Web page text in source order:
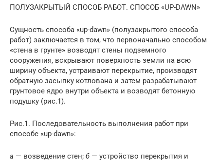
ПОЛУЗАКРЫТЫЙ СПОСОБ РАБОТ. СПОСОБ «UP-DAWN»
Сущность способа «up-dawn» (полузакрытого способа
работ) заключается в том, что первоначально способом
«стена в грунте» возводят стены подземного
сооружения, вскрывают поверхность земли на всю
ширину объекта, устраивают перекрытие, производят
обратную засыпку котлована и затем разрабатывают
грунтовое ядро внутри объекта и возводят бетонную
подушку (рис.1).
Рис.1. Последовательность выполнения работ при
способе «up-dawn»:
а — возведение стен; б — устройство перекрытия и